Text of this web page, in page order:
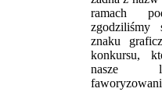
ramach
zgodziliśmy
znaku
konkursu,
nasze